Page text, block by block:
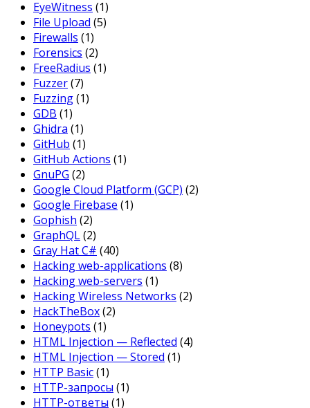
EyeWitness (1)
File Upload (5)
Firewalls (1)
Forensics (2)
FreeRadius (1)
Fuzzer(7)
Fuzzing(1)
GDB (1)
Ghidra (1)
GitHub (1)
GitHub Actions (1)
GnuPG (2)
Google Cloud Platform (GCP) (2)
Google Firebase (1)
Gophish (2)
GraphQL(2)
Gray Hat C# (40)
Hacking web-applications (8)
Hacking web-servers (1)
Hacking Wireless Networks (2)
HackTheBox(2)
Honeypots (1)
HTML Injection — Reflected (4)
HTML Injection — Stored (1)
HTTP Basic(1)
HTTP-запросы (1)
HTTP-ответы (1)